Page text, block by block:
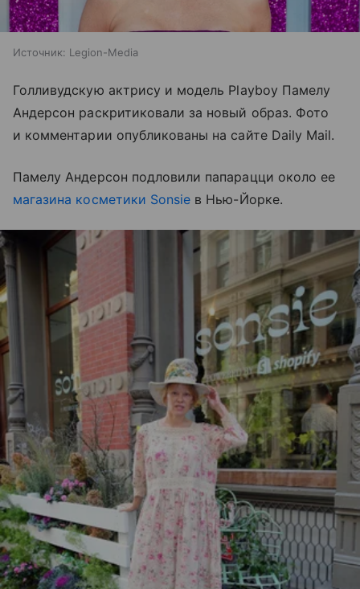
Источник: Legion-Media
Голливудскую актрису и модель Playboy Памелу
Андерсон раскритиковали за новый образ. Фото
и комментарии опубликованы на сайте Daily Mail.
Памелу Андерсон подловили папарацци около ее
магазина косметики Sonsie в Нью-Йорке.